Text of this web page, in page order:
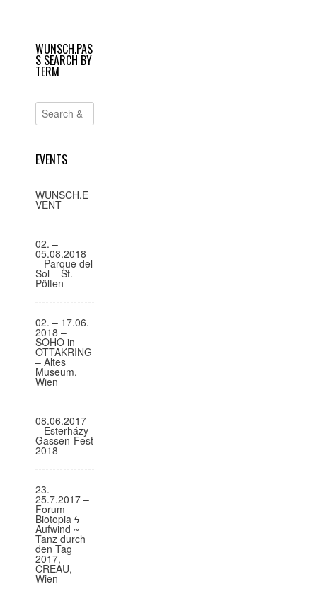
t
r
a
g
a
v
g
a
t
o
n
WUNSCH.PAS
S SEARCH BY
TERM
EVENTS
WUNSCH.E
VENT
02. –
05.08.2018
– Parque del
Sol – St.
Pölten
02. – 17.06.
2018 –
SOHO in
OTTAKRING
– Altes
Museum,
Wien
08.06.2017
– Esterházy-
Gassen-Fest
2018
23. –
25.7.2017 –
Forum
Biotopia ϟ
Aufwind ~
Tanz durch
den Tag
2017,
CREAU,
Wien